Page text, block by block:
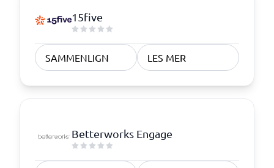
15five
SAMMENLIGN LES MER
Betterworks Engage